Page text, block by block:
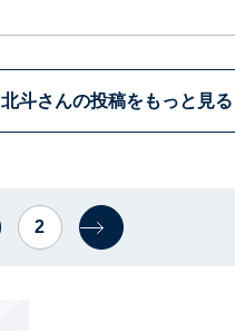
北斗さんの投稿をもっと見る
2